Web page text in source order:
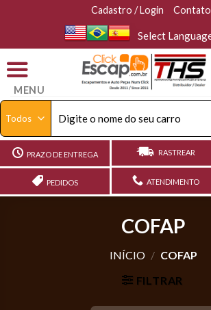
Cadastro / Login Contato
MENU
por:
PRAZO DE ENTREGA
PEDIDOS
RASTREAR
ATENDIMENTO
COFAP
INÍCIO / COFAP
FILTRAR